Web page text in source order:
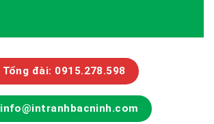
Tổng đài: 0915.278.598
info@intranhbacninh.com